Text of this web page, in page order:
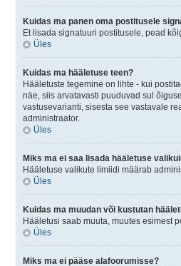
Kuidas ma panen oma postitusele
Et lisada signatuuri postitusele, pead
Üles
Kuidas ma hääletuse teen?
Hääletuste tegemine on lihte - kui
näe, siis arvatavasti puuduvad sul
vastusevarianti, sisesta see vastavale
administraator.
Üles
Miks ma ei saa lisada hääletuse
Hääletuse valikute limiidi määrab
Üles
Kuidas ma muudan või kustutan
Hääletusi saab muuta, muutes esimest
Üles
Miks ma ei pääse alafoorumisse?